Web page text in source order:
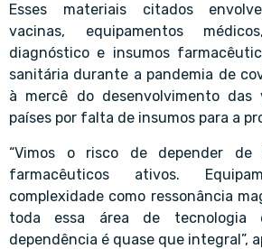
Esses materiais citados
vacinas, equipamentos
diagnóstico e insumos
sanitária durante a pandemia de
à mercê do desenvolvimento das
países por falta de insumos para a
“Vimos o risco de depender de
farmacêuticos ativos.
complexidade como ressonância
toda essa área de tecnologia
dependência é quase que integral”,